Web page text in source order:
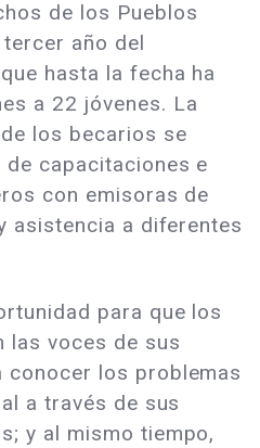
de los Pueblos
año del
hasta la fecha ha
a 22 jóvenes. La
los becarios se
capacitaciones e
con emisoras de
asistencia a diferentes
para que los
las voces de sus
conocer los problemas
a través de sus
y al mismo tiempo,